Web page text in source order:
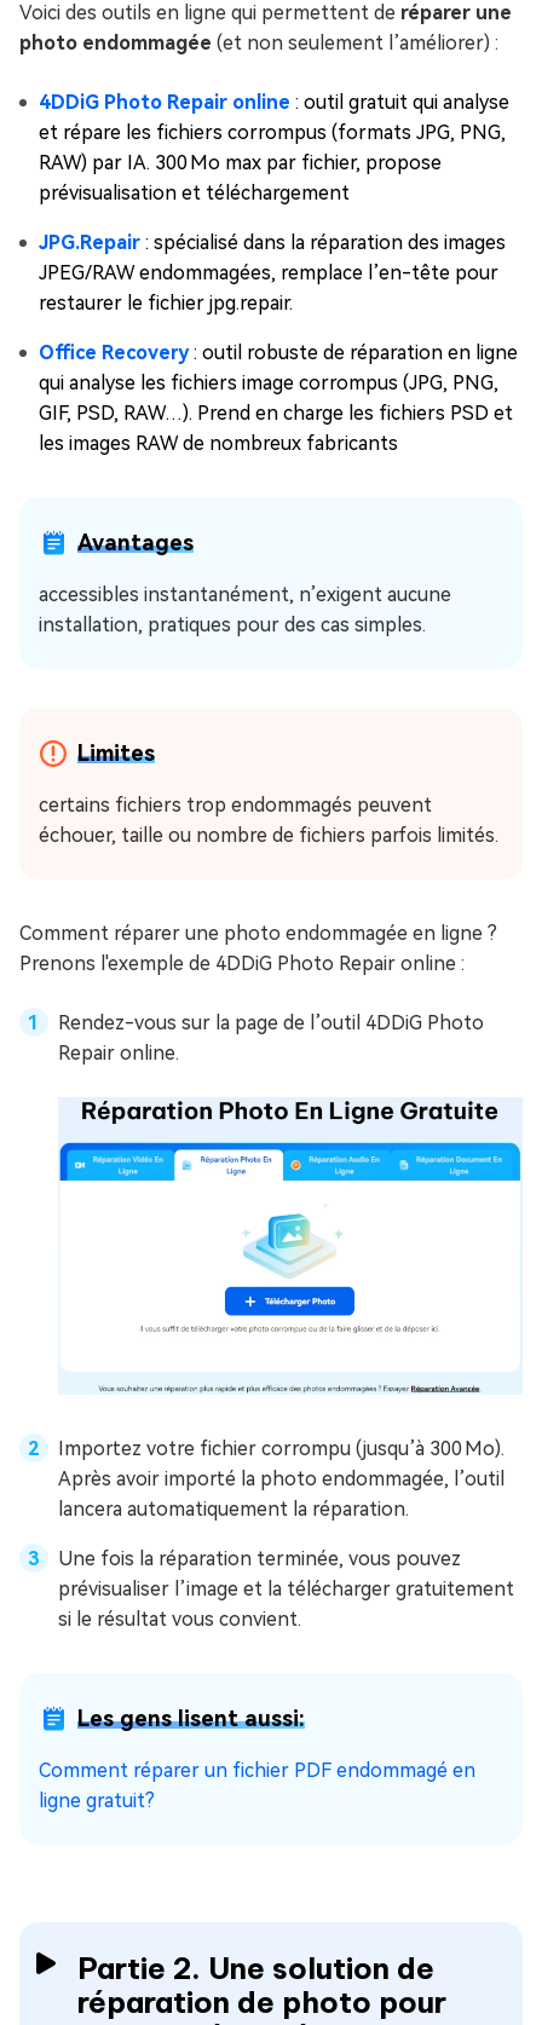
Voici des outils en ligne qui permettent de réparer une
photo endommagée (et non seulement l’améliorer) :
4DDiG Photo Repair online : outil gratuit qui analyse
et répare les fichiers corrompus (formats JPG, PNG,
RAW) par IA. 300 Mo max par fichier, propose
prévisualisation et téléchargement
JPG.Repair : spécialisé dans la réparation des images
JPEG/RAW endommagées, remplace l’en-tête pour
restaurer le fichier jpg.repair.
Office Recovery: outil robuste de réparation en ligne
qui analyse les fichiers image corrompus (JPG, PNG,
GIF, PSD, RAW…). Prend en charge les fichiers PSD et
les images RAW de nombreux fabricants
Avantages
accessibles instantanément, n’exigent aucune
installation, pratiques pour des cas simples.
Limites
certains fichiers trop endommagés peuvent
échouer, taille ou nombre de fichiers parfois limités.
Comment réparer une photo endommagée en ligne ?
Prenons l'exemple de 4DDiG Photo Repair online :
Rendez-vous sur la page de l’outil 4DDiG Photo
Repair online.
Importez votre fichier corrompu (jusqu’à 300 Mo).
Après avoir importé la photo endommagée, l’outil
lancera automatiquement la réparation.
Une fois la réparation terminée, vous pouvez
prévisualiser l’image et la télécharger gratuitement
si le résultat vous convient.
Les gens lisent aussi:
Comment réparer un fichier PDF endommagé en
ligne gratuit?
Partie 2. Une solution de
réparation de photo pour